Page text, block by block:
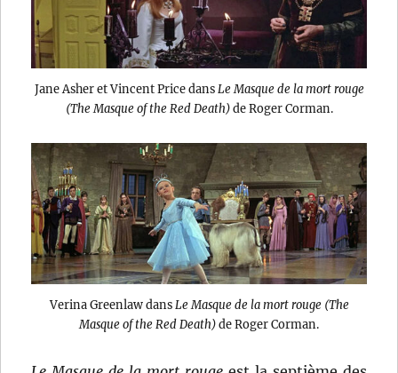
Jane Asher et Vincent Price dans Le Masque de la mort rouge
(The Masque of the Red Death)de Roger Corman.
Verina Greenlaw dans Le Masque de la mort rouge (The
Masque of the Red Death)de Roger Corman.